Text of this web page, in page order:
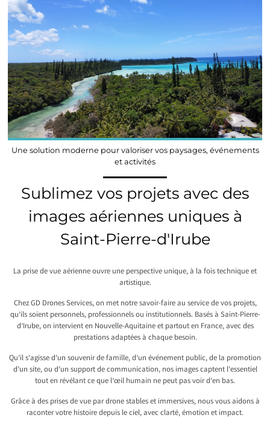
Une solution moderne pour valoriser vos paysages, événements
et activités
Sublimez vos projets avec des
images aériennes uniques à
Saint-Pierre-d'Irube
La prise de vue aérienne ouvre une perspective unique, à la fois technique et
artistique.
Chez GD Drones Services, on met notre savoir-faire au service de vos projets,
qu’ils soient personnels, professionnels ou institutionnels. Basés à Saint-Pierre-
d’Irube, on intervient en Nouvelle-Aquitaine et partout en France, avec des
prestations adaptées à chaque besoin.
Qu’il s’agisse d’un souvenir de famille, d’un événement public, de la promotion
d’un site, ou d’un support de communication, nos images captent l’essentiel
tout en révélant ce que l’œil humain ne peut pas voir d’en bas.
Grâce à des prises de vue par drone stables et immersives, nous vous aidons à
raconter votre histoire depuis le ciel, avec clarté, émotion et impact.